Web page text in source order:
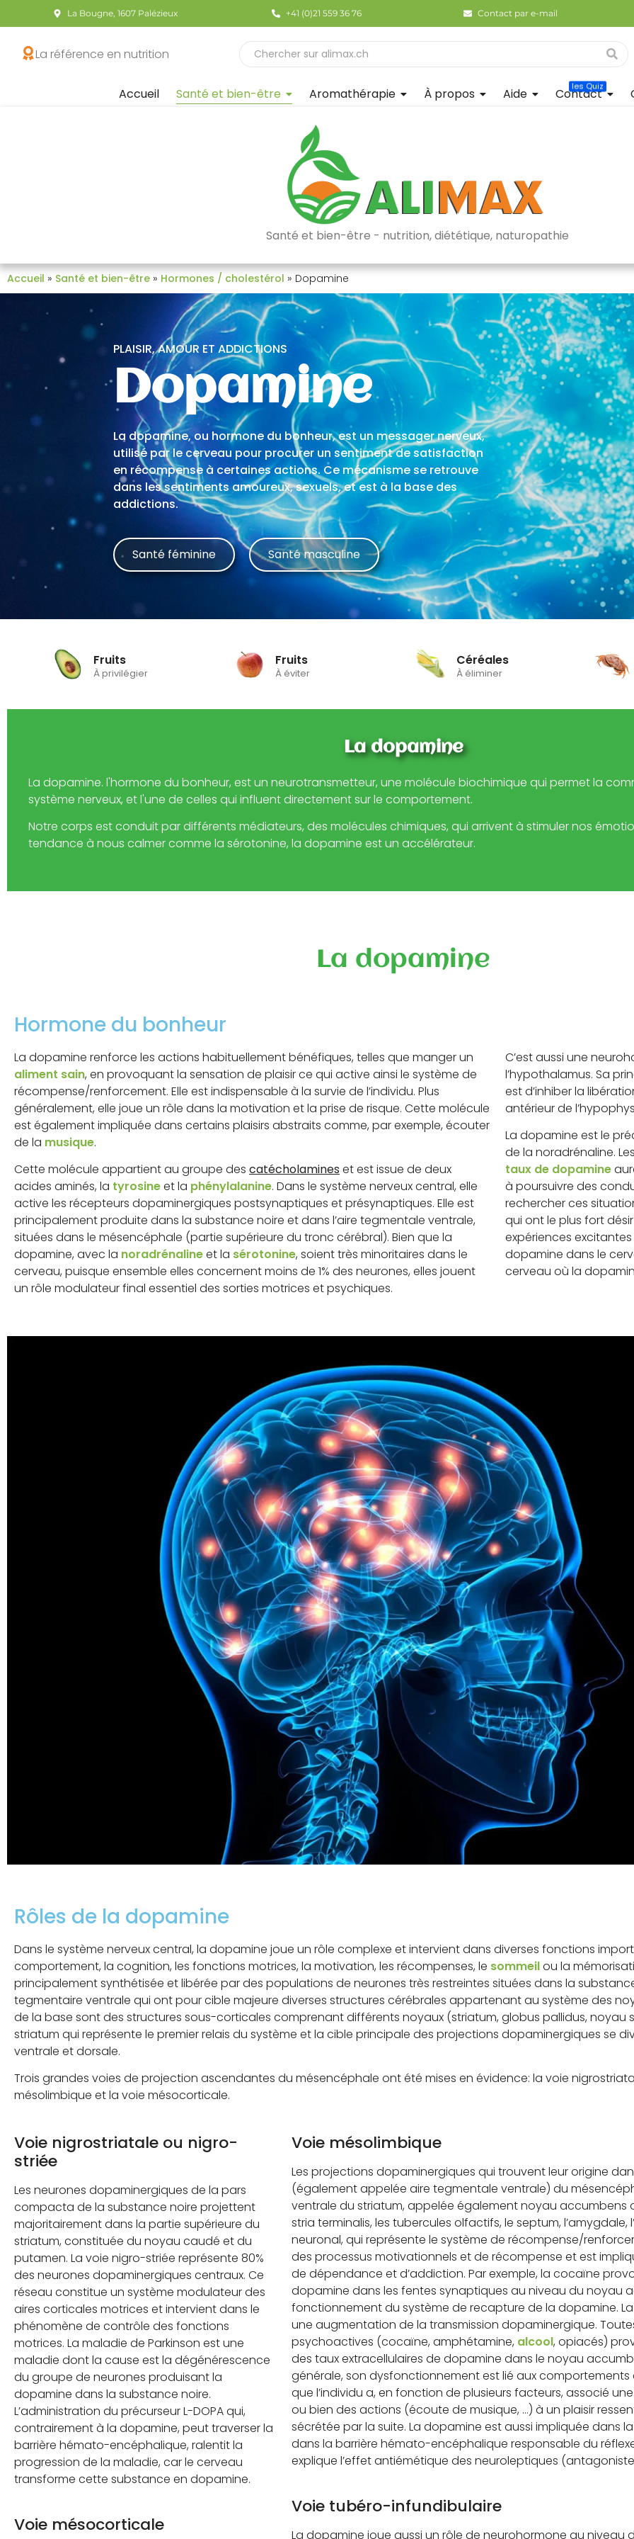
La Bougne, 1607 Palézieux +41 (0)21 559 36 76 Contact par e-mail
La référence en nutrition
Accueil Santé et bien-être Aromathérapie À propos Aide Contact
les Quiz
Santé et bien-être - nutrition, diététique, naturopathie
Accueil » Santé et bien-être » Hormones / cholestérol » Dopamine
PLAISIR, AMOUR ET ADDICTIONS
Dopamine
La dopamine, ou hormone du bonheur, est un messager nerveux,
utilisé par le cerveau pour procurer un sentiment de satisfaction
en récompense à certaines actions. Ce mécanisme se retrouve
dans les sentiments amoureux, sexuels, et est à la base des
addictions.
Santé féminine Santé masculine
Fruits
À privilégier
Fruits
À éviter
Céréales
À éliminer
La dopamine
La dopamine. l'hormone du bonheur, est un neurotransmetteur, une molécule biochimique qui permet la
système nerveux, et l'une de celles qui influent directement sur le comportement.
Notre corps est conduit par différents médiateurs, des molécules chimiques, qui arrivent à stimuler nos
tendance à nous calmer comme la sérotonine, la dopamine est un accélérateur.
La dopamine
Hormone du bonheur
La dopamine renforce les actions habituellement bénéfiques, telles que manger un
aliment sain, en provoquant la sensation de plaisir ce qui active ainsi le système de
récompense/renforcement. Elle est indispensable à la survie de l’individu. Plus
généralement, elle joue un rôle dans la motivation et la prise de risque. Cette molécule
est également impliquée dans certains plaisirs abstraits comme, par exemple, écouter
de la musique.
Cette molécule appartient au groupe des catécholamines et est issue de deux
acides aminés, la tyrosineet la phénylalanine. Dans le système nerveux central, elle
active les récepteurs dopaminergiques postsynaptiques et présynaptiques. Elle est
principalement produite dans la substance noire et dans l’aire tegmentale ventrale,
situées dans le mésencéphale (partie supérieure du tronc cérébral). Bien que la
dopamine, avec la noradrénalineet la sérotonine, soient très minoritaires dans le
cerveau, puisque ensemble elles concernent moins de 1% des neurones, elles jouent
un rôle modulateur final essentiel des sorties motrices et psychiques.
C’est aussi une
l’hypothalamus. Sa
est d’inhiber la
antérieur de
La dopamine est le
de la noradrénaline. Les
taux de dopamine
à poursuivre des
rechercher ces
qui ont le plus fort
expériences
dopamine dans le
cerveau où la
Rôles de la dopamine
Dans le système nerveux central, la dopamine joue un rôle complexe et intervient dans diverses fonctions
comportement, la cognition, les fonctions motrices, la motivation, les récompenses, le sommeilou la
principalement synthétisée et libérée par des populations de neurones très restreintes situées dans la
tegmentaire ventrale qui ont pour cible majeure diverses structures cérébrales appartenant au système des
de la base sont des structures sous-corticales comprenant différents noyaux (striatum, globus pallidus, noyau
striatum qui représente le premier relais du système et la cible principale des projections dopaminergiques se
ventrale et dorsale.
Trois grandes voies de projection ascendantes du mésencéphale ont été mises en évidence: la voie
mésolimbique et la voie mésocorticale.
Voie nigrostriatale ou nigro-
striée
Les neurones dopaminergiques de la pars
compacta de la substance noire projettent
majoritairement dans la partie supérieure du
striatum, constituée du noyau caudé et du
putamen. La voie nigro-striée représente 80%
des neurones dopaminergiques centraux. Ce
réseau constitue un système modulateur des
aires corticales motrices et intervient dans le
phénomène de contrôle des fonctions
motrices. La maladie de Parkinson est une
maladie dont la cause est la dégénérescence
du groupe de neurones produisant la
dopamine dans la substance noire.
L’administration du précurseur L-DOPA qui,
contrairement à la dopamine, peut traverser la
barrière hémato-encéphalique, ralentit la
progression de la maladie, car le cerveau
transforme cette substance en dopamine.
Voie mésocorticale
Voie mésolimbique
Les projections dopaminergiques qui trouvent leur origine
(également appelée aire tegmentale ventrale) du
ventrale du striatum, appelée également noyau accumbens
stria terminalis, les tubercules olfactifs, le septum, l’amygdale,
neuronal, qui représente le système de récompense/
des processus motivationnels et de récompense et est
de dépendance et d’addiction. Par exemple, la cocaïne
dopamine dans les fentes synaptiques au niveau du noyau
fonctionnement du système de recapture de la dopamine.
une augmentation de la transmission dopaminergique.
psychoactives (cocaïne, amphétamine, alcool, opiacés)
des taux extracellulaires de dopamine dans le noyau
générale, son dysfonctionnement est lié aux comportements
que l’individu a, en fonction de plusieurs facteurs, associé
ou bien des actions (écoute de musique, …) à un plaisir
sécrétée par la suite. La dopamine est aussi impliquée dans
dans la barrière hémato-encéphalique responsable du
explique l’effet antiémétique des neuroleptiques
Voie tubéro-infundibulaire
La dopamine joue aussi un rôle de neurohormone au niveau